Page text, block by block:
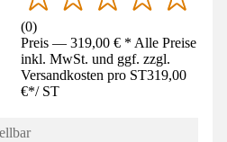
(0)
Preis — 319,00 € * Alle Preise
inkl. MwSt. und ggf. zzgl.
Versandkosten pro ST319,00
€*/ ST